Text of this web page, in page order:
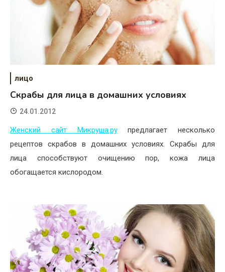
лицо
Скрабы для лица в домашних условиях
24.01.2012
Женский сайт Микруша.рупредлагает несколько
рецептов скрабов в домашних условиях. Скрабы для
лица способствуют очищению пор, кожа лица
обогащается кислородом.